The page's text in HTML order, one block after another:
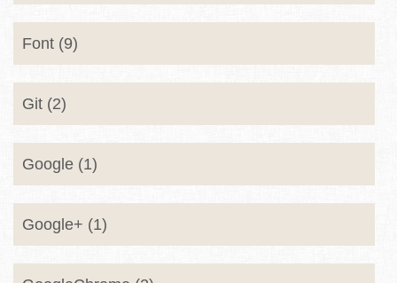
Font (9)
Git (2)
Google (1)
Google+ (1)